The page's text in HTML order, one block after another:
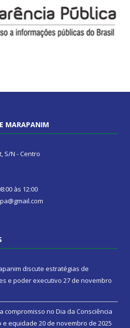
MARAPANIM
S/N - Centro
às 12:00
discute estratégias de
e poder executivo 27 de novembro
compromisso no Dia da Consciência
e equidade 20 de novembro de 2025